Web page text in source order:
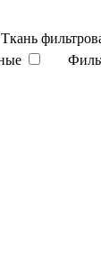
Ткань